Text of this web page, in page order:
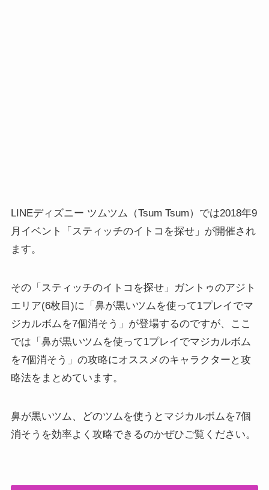
LINEディズニー ツムツム（Tsum Tsum）では2018年9
月イベント「スティッチのイトコを探せ」が開催され
ます。
その「スティッチのイトコを探せ」ガントゥのアジト
エリア(6枚目)に「鼻が黒いツムを使って1プレイでマ
ジカルボムを7個消そう」が登場するのですが、ここ
では「鼻が黒いツムを使って1プレイでマジカルボム
を7個消そう」の攻略にオススメのキャラクターと攻
略法をまとめています。
鼻が黒いツム、どのツムを使うとマジカルボムを7個
消そうを効率よく攻略できるのかぜひご覧ください。